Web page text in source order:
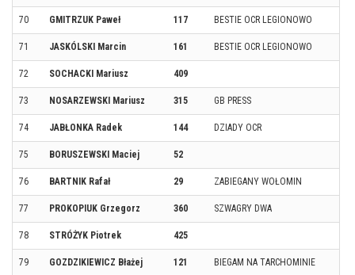
70 GMITRZUK Paweł 117 BESTIE OCR LEGIONOWO
71 JASKÓLSKI Marcin 161 BESTIE OCR LEGIONOWO
72 SOCHACKI Mariusz 409
73 NOSARZEWSKI Mariusz 315 GB PRESS
74 JABŁONKA Radek 144 DZIADY OCR
75 BORUSZEWSKI Maciej 52
76 BARTNIK Rafał 29 ZABIEGANY WOŁOMIN
77 PROKOPIUK Grzegorz 360 SZWAGRY DWA
78 STRÓŻYK Piotrek 425
79 GOZDZIKIEWICZ Błażej 121 BIEGAM NA TARCHOMINIE